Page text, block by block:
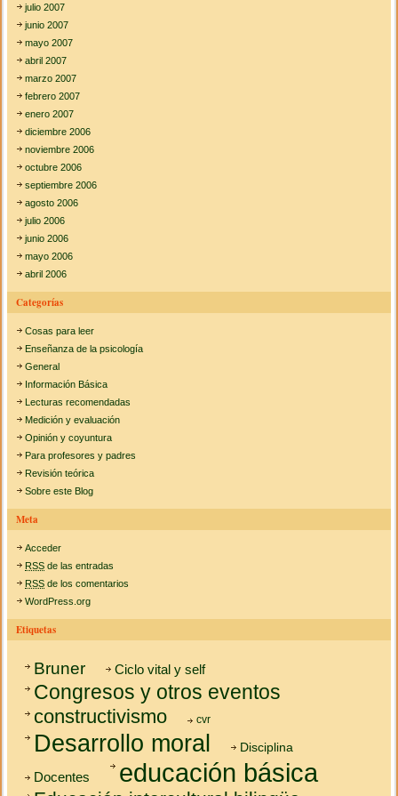
julio 2007
junio 2007
mayo 2007
abril 2007
marzo 2007
febrero 2007
enero 2007
diciembre 2006
noviembre 2006
octubre 2006
septiembre 2006
agosto 2006
julio 2006
junio 2006
mayo 2006
abril 2006
Categorías
Cosas para leer
Enseñanza de la psicología
General
Información Básica
Lecturas recomendadas
Medición y evaluación
Opinión y coyuntura
Para profesores y padres
Revisión teórica
Sobre este Blog
Meta
Acceder
RSS de las entradas
RSS de los comentarios
WordPress.org
Etiquetas
Bruner Ciclo vital y self
Congresos y otros eventos
constructivismo cvr
Desarrollo moral Disciplina
Docentes educación básica